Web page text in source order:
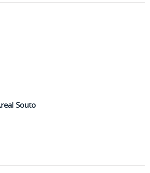
Souto